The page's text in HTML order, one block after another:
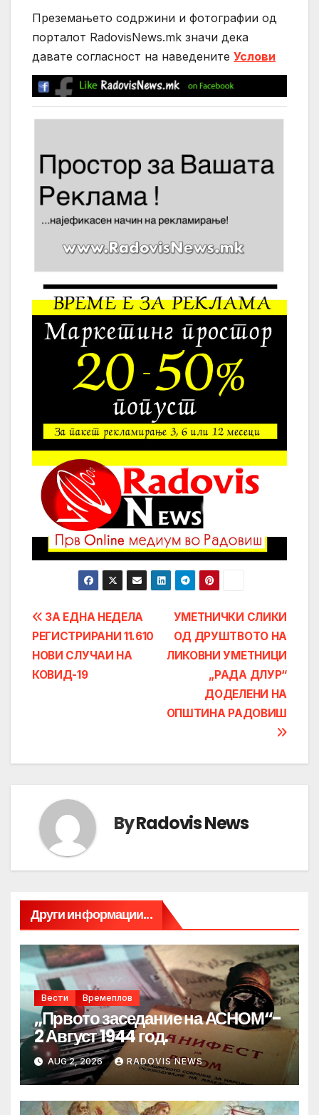
Преземањето содржини и фотографии од
порталот RadovisNews.mk значи дека
давате согласност на нaведените Услови
Post
navigation
УМЕТНИЧКИ СЛИКИ
ОД ДРУШТВОТО НА
ЛИКОВНИ УМЕТНИЦИ
„РАДА ДЛУР“
ДОДЕЛЕНИ НА
ОПШТИНА РАДОВИШ
ЗА ЕДНА НЕДЕЛА
РЕГИСТРИРАНИ 11.610
НОВИ СЛУЧАИ НА
КОВИД-19
ByRadovis News
Други информации...
Вести Времеплов
„Првото заседание на АСНОМ“-
2 Август 1944 год.
AUG 2, 2026 RADOVIS NEWS